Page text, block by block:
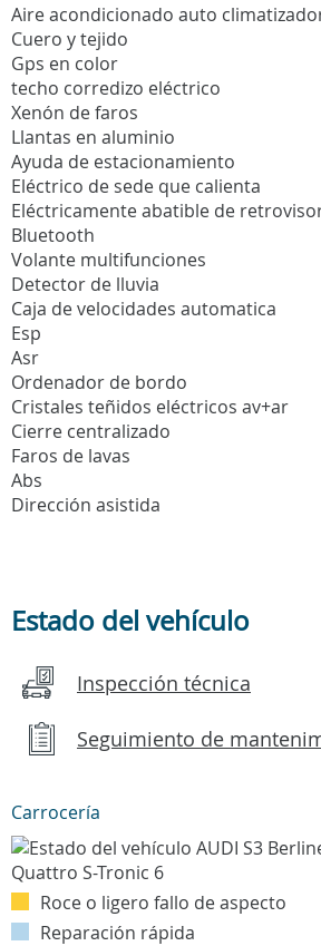
Aire acondicionado auto
Cuero y tejido
Gps en color
techo corredizo eléctrico
Xenón de faros
Llantas en aluminio
Ayuda de estacionamiento
Eléctrico de sede que calienta
Eléctricamente abatible de
Bluetooth
Volante multifunciones
Detector de lluvia
Caja de velocidades automatica
Esp
Asr
Ordenador de bordo
Cristales teñidos eléctricos av+ar
Cierre centralizado
Faros de lavas
Abs
Dirección asistida
Estado del vehículo
Inspección técnica
Seguimiento de
Carrocería
Roce o ligero fallo de aspecto
Reparación rápida